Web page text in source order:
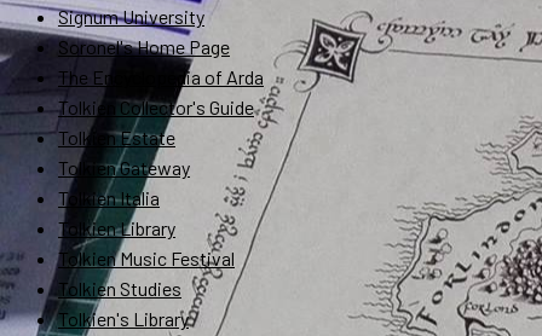
Signum University
Soronel's Home Page
The Encyclopedia of Arda
Tolkien Collector's Guide
Tolkien Estate
Tolkien Gateway
Tolkien Italia
Tolkien Library
Tolkien Music Festival
Tolkien Studies
Tolkien's Library